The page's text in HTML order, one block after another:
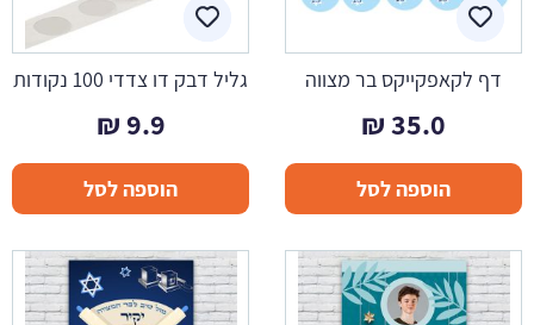
דף לקאפקייקס בר מצווה
35.0
₪
הוספה לסל
גליל דבק דו צדדי 100 נקודות
9.9
₪
הוספה לסל